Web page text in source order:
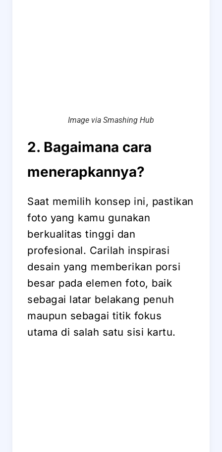
Image via Smashing Hub
2. Bagaimana cara
menerapkannya?
Saat memilih konsep ini, pastikan
foto yang kamu gunakan
berkualitas tinggi dan
profesional. Carilah inspirasi
desain yang memberikan porsi
besar pada elemen foto, baik
sebagai latar belakang penuh
maupun sebagai titik fokus
utama di salah satu sisi kartu.